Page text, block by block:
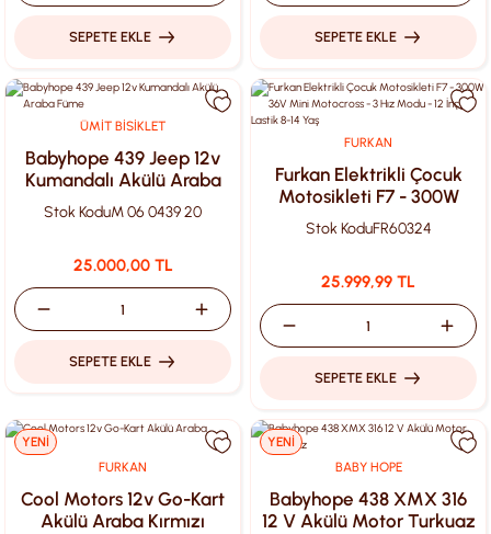
SEPETE EKLE SEPETE EKLE
ÜMİT BİSİKLET
Babyhope 439 Jeep 12v
Kumandalı Akülü Araba
Füme
Stok KoduM 06 0439 20
25.000,00 TL
SEPETE EKLE
FURKAN
Furkan Elektrikli Çocuk
Motosikleti F7 - 300W
36V Mini Motocross - 3
Hız Modu - 12 İnç Lastik 8-
Stok KoduFR60324
25.999,99 TL
SEPETE EKLE
YENİ
FURKAN
Cool Motors 12v Go-Kart
Akülü Araba Kırmızı
YENİ
BABY HOPE
Babyhope 438 XMX 316
12 V Akülü Motor Turkuaz